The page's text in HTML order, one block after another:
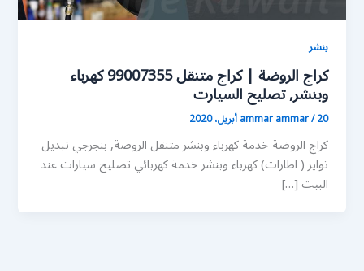
بنشر
كراج الروضة | كراج متنقل 99007355 كهرباء
وبنشر, تصليح السيارت
ammar ammar/20 أبريل، 2020
كراج الروضة خدمة كهرباء وبنشر متنقل الروضة, بنجرجي تبديل
تواير ( اطارات) كهرباء وبنشر خدمة كهربائي تصليح سيارات عند
البيت […]